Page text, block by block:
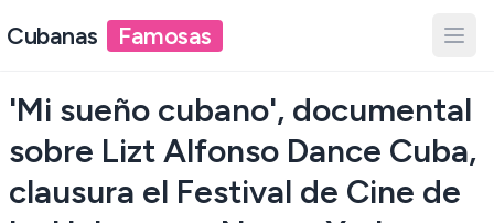
Cubanas Famosas
'Mi sueño cubano', documental
sobre Lizt Alfonso Dance Cuba,
clausura el Festival de Cine de